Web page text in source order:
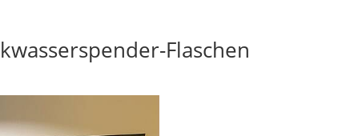
Flaschen